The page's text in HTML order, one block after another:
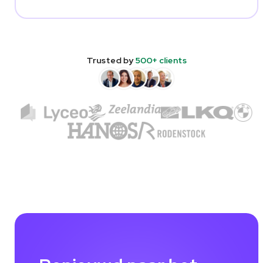
Trusted by500+ clients